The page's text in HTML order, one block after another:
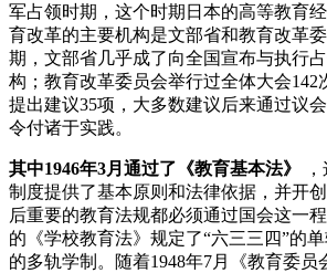
军占领时期，这个时期日本的高等教育
育改革的主要机构是文部省和教育改革
期，文部省几乎成了向全国宣布与执行
构；教育改革委员会举行过全体大会142
提出建议35项，大多数建议后来通过议
令付诸于实践。
其中1946年3月通过了《教育基本法》
制度提供了基本原则和法律依据，并开
后重要的教育法规都必须通过国会这一
的《学校教育法》规定了“六三三四”的
的多轨学制。随着1948年7月《教育委员